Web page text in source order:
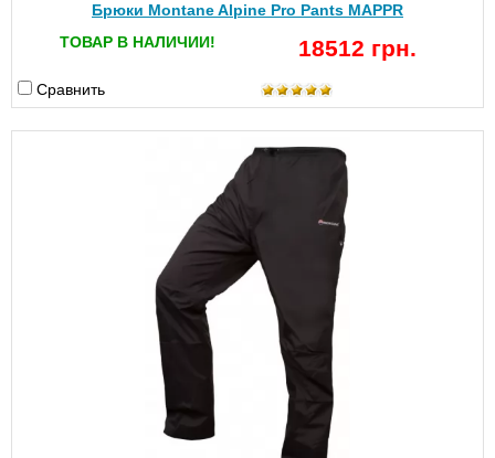
Брюки Montane Alpine Pro Pants MAPPR
ТОВАР В НАЛИЧИИ!
18512 грн.
Сравнить